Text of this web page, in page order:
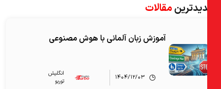
مقالات
آموزش زبان آلمانی با هوش مصنوعی
۱۴۰۴/۱۲/۰۳
انگلیش‌
توربو